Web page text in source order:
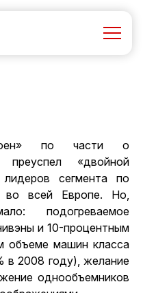
по части о
преуспел «двойной
сегмента по
всей Европе. Но,
подогреваемое
и 10-процентным
объеме машин класса
в 2008 году), желание
однообъемников